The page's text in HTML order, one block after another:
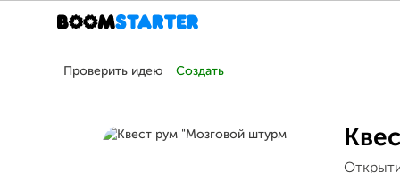
Проверить идею Создать